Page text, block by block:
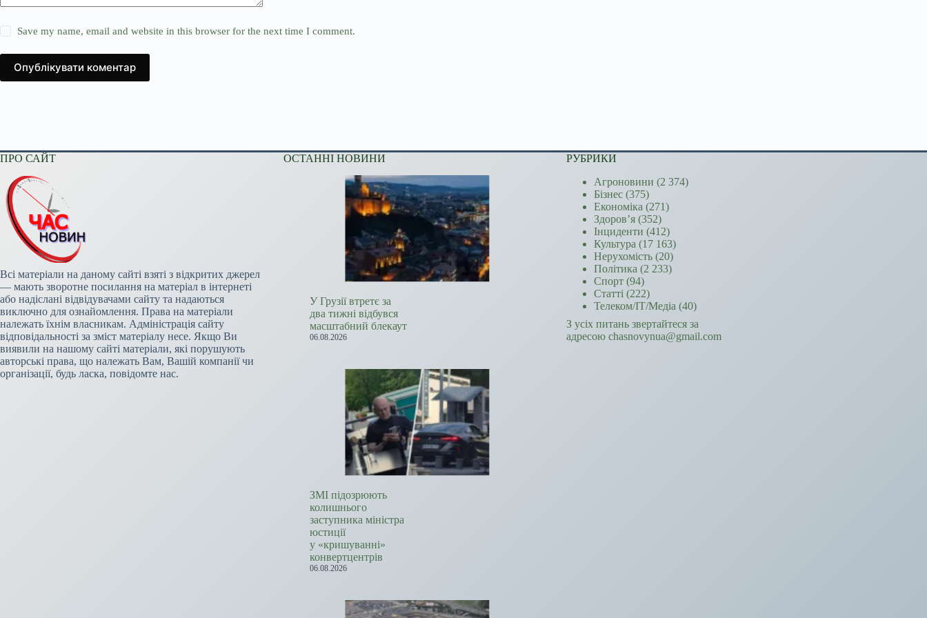
Save my name, email and website in this browser for the next time I comment.
Опублікувати коментар
ПРО САЙТ
Всі матеріали на даному сайті взяті з відкритих джерел
— мають зворотне посилання на матеріал в інтернеті
або надіслані відвідувачами сайту та надаються
виключно для ознайомлення. Права на матеріали
належать їхнім власникам. Адміністрація сайту
відповідальності за зміст матеріалу несе. Якщо Ви
виявили на нашому сайті матеріали, які порушують
авторські права, що належать Вам, Вашій компанії чи
організації, будь ласка, повідомте нас.
ОСТАННІ НОВИНИ
У Грузії втретє за
два тижні відбувся
масштабний блекаут
06.08.2026
ЗМІ підозрюють
колишнього
заступника міністра
юстиції
у «кришуванні»
конвертцентрів
06.08.2026
РУБРИКИ
Агроновини (2 374)
Бізнес (375)
Економіка (271)
Здоров’я (352)
Інциденти (412)
Культура (17 163)
Нерухомість (20)
Політика (2 233)
Спорт (94)
Статті (222)
Телеком/ІТ/Медіа (40)
З усіх питань звертайтеся за
адресою chasnovynua@gmail.com